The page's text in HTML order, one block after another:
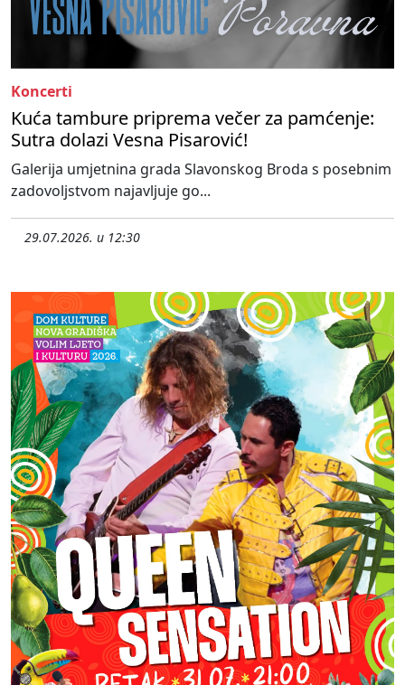
Koncerti
Kuća tambure priprema večer za pamćenje:
Sutra dolazi Vesna Pisarović!
Galerija umjetnina grada Slavonskog Broda s posebnim
zadovoljstvom najavljuje go...
29.07.2026. u 12:30